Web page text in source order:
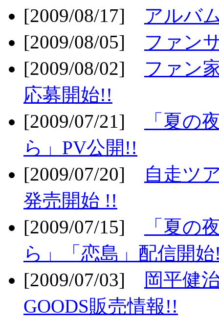
[2009/08/17] アルバ
[2009/08/05] ファン
[2009/08/02] ファン
応募開始!!
[2009/07/21]
「夏の
ら」PV公開!!
[2009/07/20]
自走ツ
発売開始 !!
[2009/07/15]
「夏の
ら」「恋島」配信開
[2009/07/03]
岡平健
GOODS販売情報!!